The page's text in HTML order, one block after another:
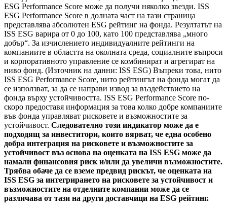
ESG Performance Score може да получи няколко звезди. ISS
ESG Performance Score в долната част на тази страница
представлява абсолютен ESG рейтинг на фонда. Резултатът на
ISS ESG варира от 0 до 100, като 100 представлява „много
добър“. За изчислението индивидуалните рейтинги на
компаниите в областта на околната среда, социалните въпроси
и корпоративното управление се комбинират и агрегират на
ниво фонд. (Източник на данни: ISS ESG) Въпреки това, нито
ISS ESG Performance Score, нито рейтингът на фонда могат да
се използват, за да се направи извод за въздействието на
фонда върху устойчивостта. ISS ESG Performance Score по-
скоро предоставя информация за това колко добре компаниите
във фонда управляват рисковете и възможностите за
устойчивост. Следователно този индикатор може да е
подходящ за инвеститори, които вярват, че една особено
добра интеграция на рисковете и възможностите за
устойчивост въз основа на оценката на ISS ESG може да
намали финансовия риск и/или да увеличи възможностите.
Трябва обаче да се вземе предвид рискът, че оценката на
ISS ESG за интегрирането на рисковете за устойчивост и
възможностите на отделните компании може да се
различава от тази на други доставчици на ESG рейтинг.